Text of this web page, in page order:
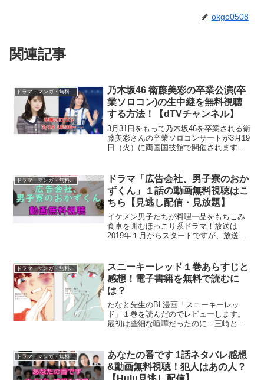
okgo0508
関連記事
ドラマ・マンガ・無料視聴
乃木坂46 衛藤美彩の卒業公演(卒
業ソロコン)の生中継を無料視聴
する方法！【dTVチャンネル】
3月31日をもって乃木坂46を卒業される衛
藤美彩さんの卒業ソロコンサートが3月19
日（火）に両国国技館で開催されます。
卒業ソロコンを無料で視聴する方法をご
紹介します！
ドラマ・マンガ・無料視聴
ドラマ「広告会社、男子寮のおか
ずくん」１話の動画無料視聴はこ
ちら【見逃し配信・見放題】
イケメン男子たちが料理一品をもちこみ
食卓を囲むほっこり系ドラマ！放送は
2019年１月からスタートですが、放送地
式で視聴できる無料動画サービス・見逃
し配信情報を開設します...
ドラマ・マンガ・無料視聴
スニーキーレッド１巻あらすじと
感想！電子書籍を無料で読むに
は？
たなと先生のBL漫画「スニーキーレッ
ド」１巻を読んだのでレビューします。
最初は些細な喧嘩だったのに…三崎と釧
ドラマ・マンガ・無料視聴
あなたの番です 1話ネタバレ感想
&動画無料視聴！犯人はあの人？